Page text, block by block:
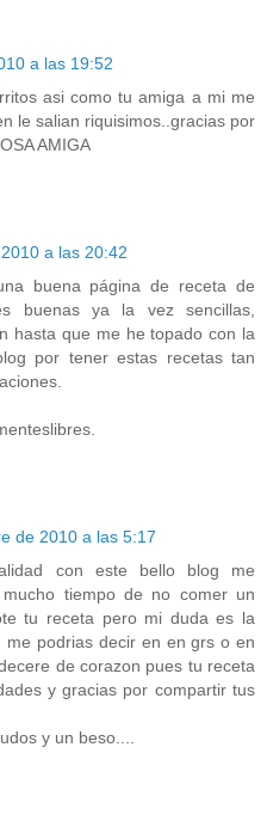
a las 19:52
asi como tu amiga a mi me
le salian riquisimos..gracias por
AMIGA
a las 20:42
buena página de receta de
buenas ya la vez sencillas,
hasta que me he topado con la
por tener estas recetas tan
de 2010 a las 5:17
con este bello blog me
tiempo de no comer un
tu receta pero mi duda es la
me podrias decir en en grs o en
de corazon pues tu receta
y gracias por compartir tus
y un beso....